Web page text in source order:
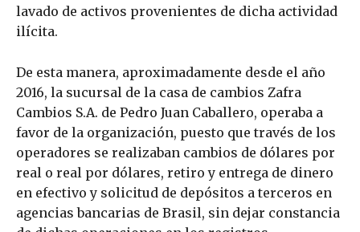
lavado de activos provenientes de dicha actividad
ilícita.
De esta manera, aproximadamente desde el año
2016, la sucursal de la casa de cambios Zafra
Cambios S.A. de Pedro Juan Caballero, operaba a
favor de la organización, puesto que través de los
operadores se realizaban cambios de dólares por
real o real por dólares, retiro y entrega de dinero
en efectivo y solicitud de depósitos a terceros en
agencias bancarias de Brasil, sin dejar constancia